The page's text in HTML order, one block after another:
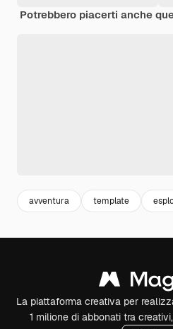
Potrebbero piacerti anche
avventura template
La piattaforma creativa per
1 milione di abbonati tra